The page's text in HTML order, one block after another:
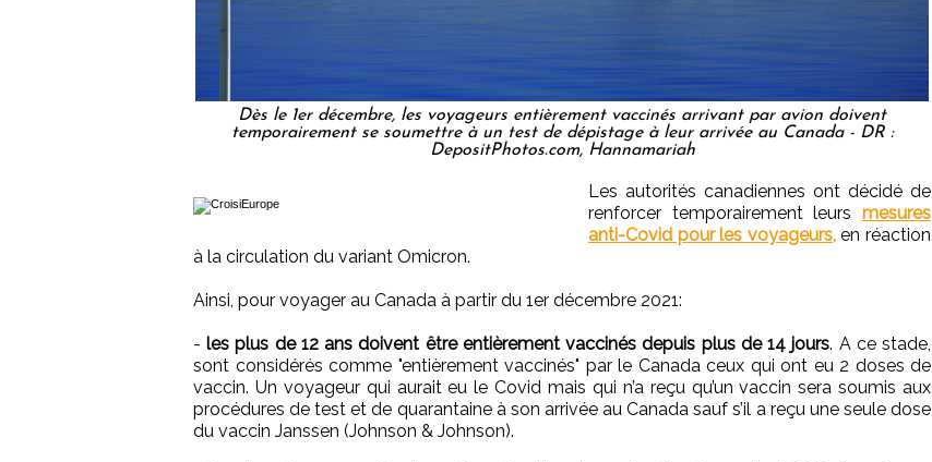
Dès le 1er décembre, les voyageurs entièrement vaccinés arrivant par avion doivent
temporairement se soumettre à un test de dépistage à leur arrivée au Canada - DR :
DepositPhotos.com, Hannamariah
Les autorités canadiennes ont décidé de
renforcer temporairement leurs mesures
anti-Covid pour les voyageurs,en réaction
à la circulation du variant Omicron.
Ainsi, pour voyager au Canada à partir du 1er décembre 2021:
- les plus de 12 ans doivent être entièrement vaccinés depuis plus de 14 jours. A ce stade,
sont considérés comme "entièrement vaccinés" par le Canada ceux qui ont eu 2 doses de
vaccin. Un voyageur qui aurait eu le Covid mais qui n’a reçu qu’un vaccin sera soumis aux
procédures de test et de quarantaine à son arrivée au Canada sauf s’il a reçu une seule dose
du vaccin Janssen (Johnson & Johnson).